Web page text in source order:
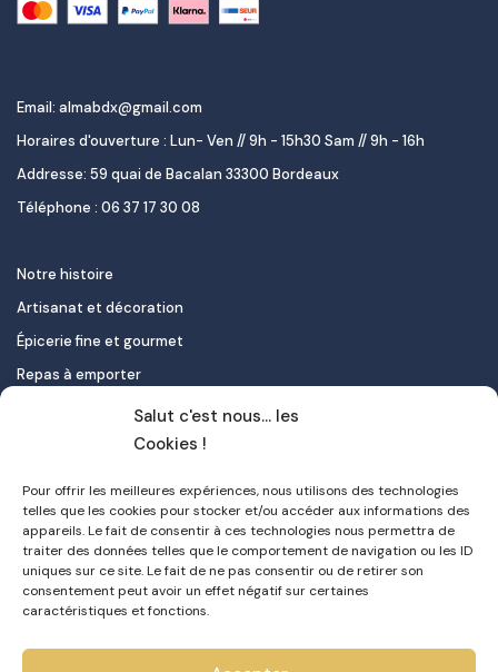
Salut c'est nous... les
Cookies !
Pour offrir les meilleures expériences, nous utilisons des technologies
telles que les cookies pour stocker et/ou accéder aux informations des
appareils. Le fait de consentir à ces technologies nous permettra de
traiter des données telles que le comportement de navigation ou les ID
uniques sur ce site. Le fait de ne pas consentir ou de retirer son
consentement peut avoir un effet négatif sur certaines
caractéristiques et fonctions.
Email: almabdx@gmail.com
Horaires d'ouverture : Lun- Ven // 9h - 15h30 Sam // 9h - 16h
Addresse: 59 quai de Bacalan 33300 Bordeaux
Téléphone : 06 37 17 30 08
Notre histoire
Artisanat et décoration
Épicerie fine et gourmet
Repas à emporter
Le pastel de nata
Contact
Mon compte
FAQ
Livraison